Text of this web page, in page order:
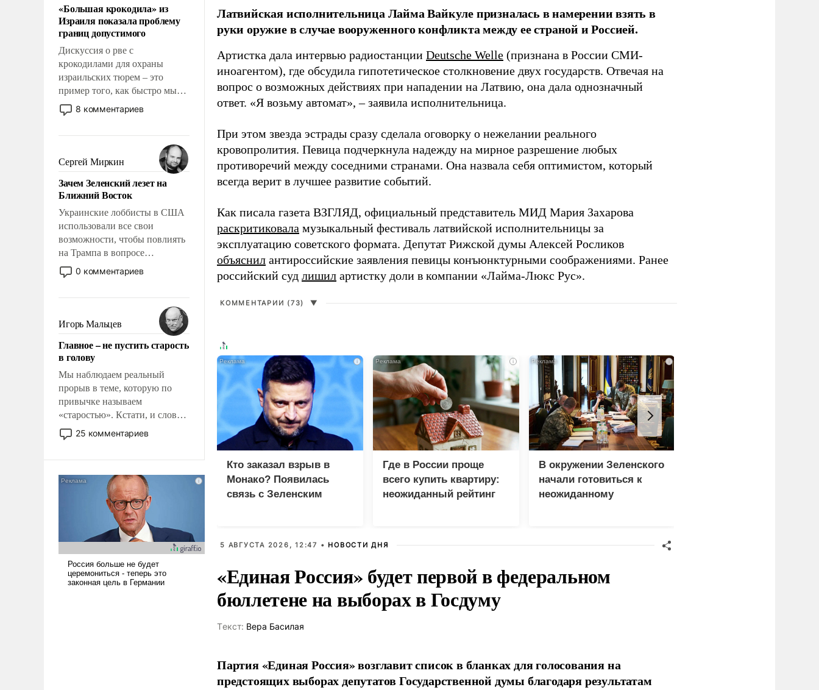
«Большая крокодила» из
Израиля показала проблему
границ допустимого
Дискуссия о рве с
крокодилами для охраны
израильских тюрем – это
пример того, как быстро мы
двигаемся по пути
революционных изменений.
псевдонаучной фантастики,
стало всерьез обсуждаемой
идеей.
8 комментариев
Сергей Миркин
Зачем Зеленский лезет на
Ближний Восток
Украинские лоббисты в США
использовали все свои
возможности, чтобы повлиять
на Трампа в вопросе
предоставления вооружений
своим нанимателям. Вероятно,
консультирует Киев, пришла в
голову мысль: хорошо бы
продемонстрировать, что
Украина вступила в
вооруженное противостояние
с Ираном.
0 комментариев
Игорь Мальцев
Главное – не пустить старость
в голову
Мы наблюдаем реальный
прорыв в теме, которую по
привычке называем
«старостью». Кстати, и слово-
то это уже стараются не
использовать – так же, как
что оно уже несет негативные
коннотации.
25 комментариев
Латвийская исполнительница Лайма Вайкуле призналась в намерении взять в
руки оружие в случае вооруженного конфликта между ее страной и Россией.
Артистка дала интервью радиостанции Deutsche Welle (признана в России СМИ-
иноагентом), где обсудила гипотетическое столкновение двух государств. Отвечая на
вопрос о возможных действиях при нападении на Латвию, она дала однозначный
ответ. «Я возьму автомат», – заявила исполнительница.
При этом звезда эстрады сразу сделала оговорку о нежелании реального
кровопролития. Певица подчеркнула надежду на мирное разрешение любых
противоречий между соседними странами. Она назвала себя оптимистом, который
всегда верит в лучшее развитие событий.
Как писала газета ВЗГЛЯД, официальный представитель МИД Мария Захарова
раскритиковала музыкальный фестиваль латвийской исполнительницы за
эксплуатацию советского формата. Депутат Рижской думы Алексей Росликов
объяснил антироссийские заявления певицы конъюнктурными соображениями. Ранее
российский суд лишил артистку доли в компании «Лайма-Люкс Рус».
КОММЕНТАРИИ (73) ▼
i
Кто заказал взрыв в
Монако? Появилась
связь с Зеленским
i
Где в России проще
всего купить квартиру:
неожиданный рейтинг
i
В окружении Зеленского
начали готовиться к
неожиданному
5 АВГУСТА 2026, 12:47 • НОВОСТИ ДНЯ
«Единая Россия» будет первой в федеральном
бюллетене на выборах в Госдуму
Tекст: Вера Басилая
Партия «Единая Россия» возглавит список в бланках для голосования на
предстоящих выборах депутатов Государственной думы благодаря результатам